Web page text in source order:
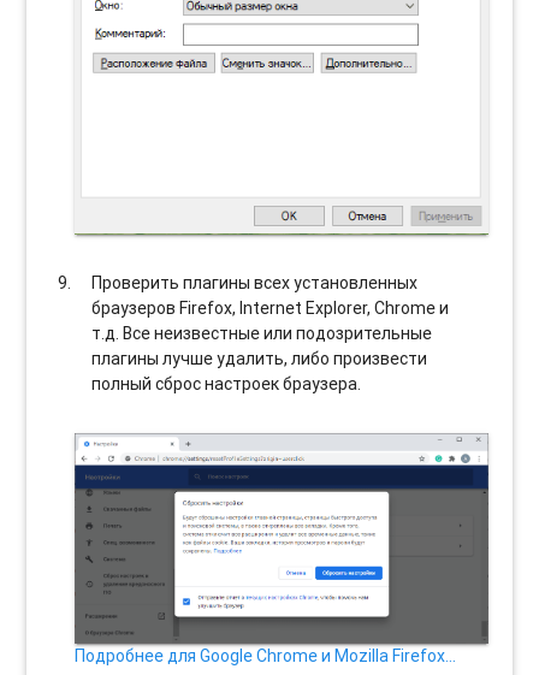
Проверить плагины всех установленных
браузеров Firefox, Internet Explorer, Chrome и
т.д. Все неизвестные или подозрительные
плагины лучше удалить, либо произвести
полный сброс настроек браузера.
Подробнее для Google Chrome и Mozilla Firefox…